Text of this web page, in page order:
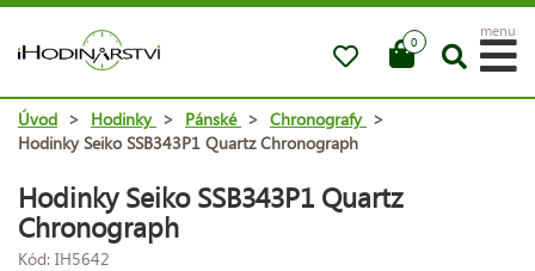
0
menu
Úvod > Hodinky > Pánské > Chronografy >
Hodinky Seiko SSB343P1 Quartz Chronograph
Hodinky Seiko SSB343P1 Quartz
Chronograph
Kód: IH5642